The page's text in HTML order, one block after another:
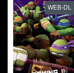
WEB-DL